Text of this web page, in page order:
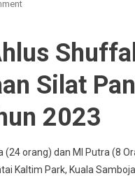
On
Kegiatan
Silat
2023
orang) dan MI Putra (8
Kaltim Park, Kuala